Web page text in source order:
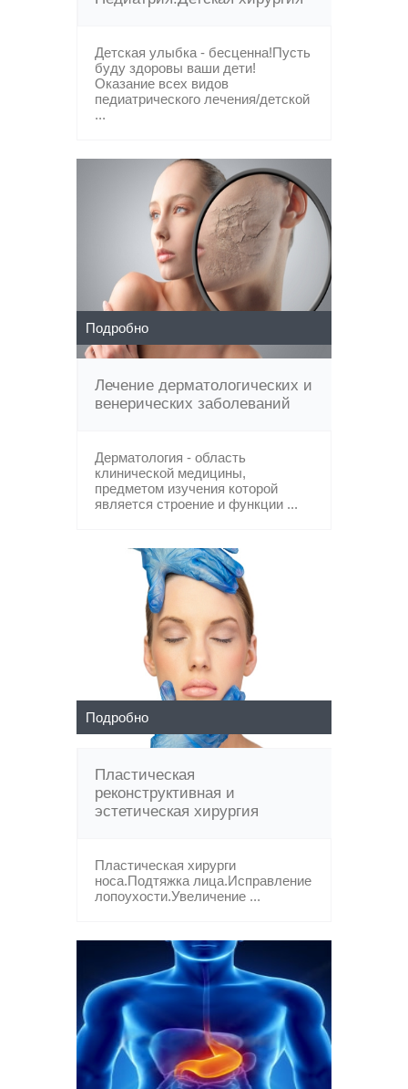
Детская улыбка - бесценна!Пусть
буду здоровы ваши дети!
Оказание всех видов
педиатрического лечения/детской
...
Подробно
Лечение дерматологических и
венерических заболеваний
Дерматология - область
клинической медицины,
предметом изучения которой
является строение и функции ...
Подробно
Пластическая
реконструктивная и
эстетическая хирургия
Пластическая хирурги
носа.Подтяжка лица.Исправление
лопоухости.Увеличение ...